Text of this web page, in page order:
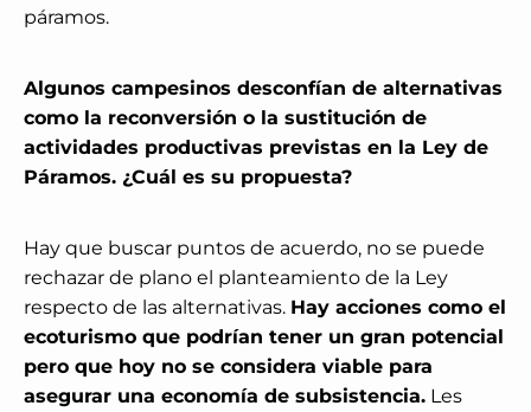
páramos.
Algunos campesinos desconfían de alternativas
como la reconversión o la sustitución de
actividades productivas previstas en la Ley de
Páramos. ¿Cuál es su propuesta?
Hay que buscar puntos de acuerdo, no se puede
rechazar de plano el planteamiento de la Ley
respecto de las alternativas. Hay acciones como el
ecoturismo que podrían tener un gran potencial
pero que hoy no se considera viable para
asegurar una economía de subsistencia. Les